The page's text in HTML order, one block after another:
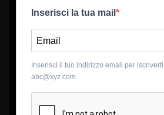
Inserisci la tua mail
Inserisci il tuo indirizzo email per
abc@xyz.com